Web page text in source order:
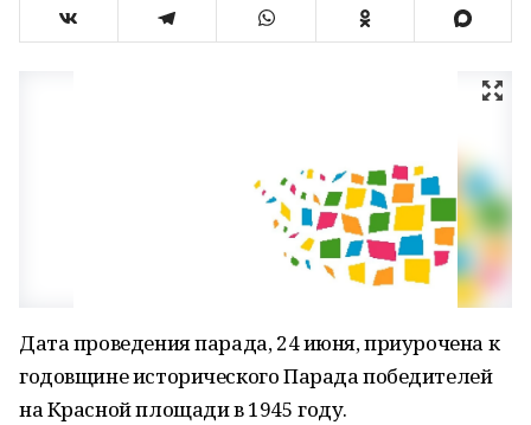
Дата проведения парада, 24 июня, приурочена к
годовщине исторического Парада победителей
на Красной площади в 1945 году.